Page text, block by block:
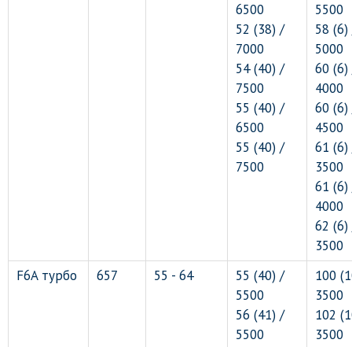
6500
52 (38) /
7000
54 (40) /
7500
55 (40) /
6500
55 (40) /
7500
5500
58
5000
60
4000
60
4500
61
3500
61
4000
62
3500
F6A турбо
657 55 - 64
55 (40) /
5500
56 (41) /
5500
100
3500
102
3500